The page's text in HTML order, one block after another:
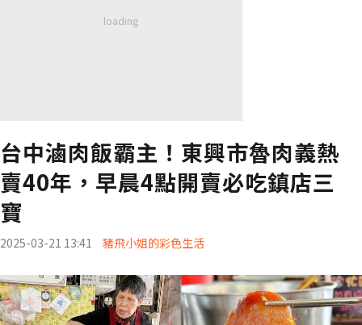
台中滷肉飯霸主！東興市魯肉義熱
賣40年，早晨4點開賣必吃鎮店三
寶
2025-03-21 13:41 豬飛小姐的彩色生活